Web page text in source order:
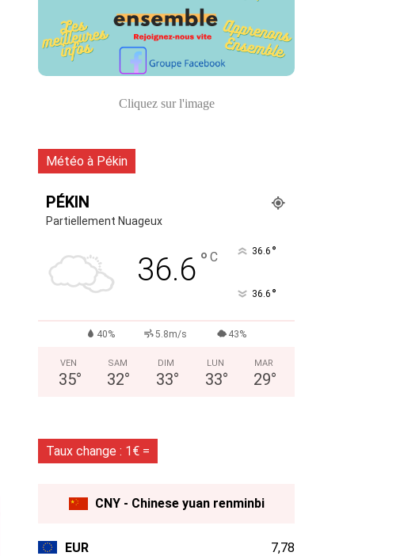
Cliquez sur l'image
Météo à Pékin
PÉKIN
Partiellement Nuageux
36.6 ° C 36.6 °
36.6 °
40% 5.8m/s 43%
VEN
35°
SAM
32°
DIM
33°
LUN
33°
MAR
29°
Taux change : 1€ =
CNY - Chinese yuan renminbi
EUR 7,78